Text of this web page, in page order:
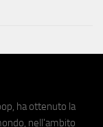
ha ottenuto la
nell'ambito